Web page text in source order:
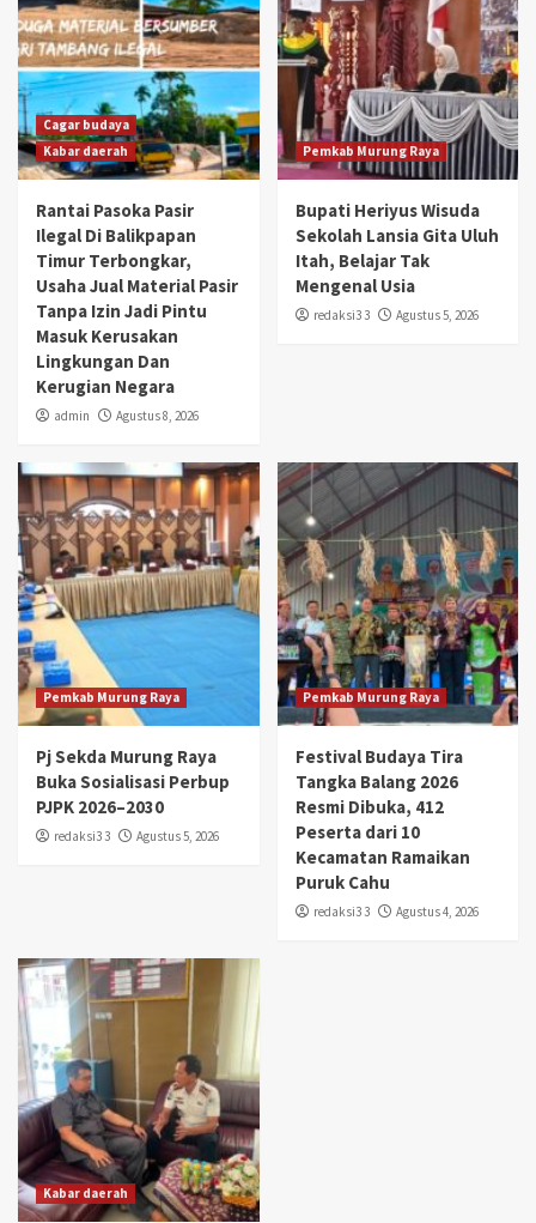
Cagar budaya
Kabar daerah
Rantai Pasoka Pasir
Ilegal Di Balikpapan
Timur Terbongkar,
Usaha Jual Material Pasir
Tanpa Izin Jadi Pintu
Masuk Kerusakan
Lingkungan Dan
Kerugian Negara
admin Agustus 8, 2026
Pemkab Murung Raya
Bupati Heriyus Wisuda
Sekolah Lansia Gita Uluh
Itah, Belajar Tak
Mengenal Usia
redaksi3 3 Agustus 5, 2026
Pemkab Murung Raya
Pj Sekda Murung Raya
Buka Sosialisasi Perbup
PJPK 2026–2030
redaksi3 3 Agustus 5, 2026
Pemkab Murung Raya
Festival Budaya Tira
Tangka Balang 2026
Resmi Dibuka, 412
Peserta dari 10
Kecamatan Ramaikan
Puruk Cahu
redaksi3 3 Agustus 4, 2026
Kabar daerah